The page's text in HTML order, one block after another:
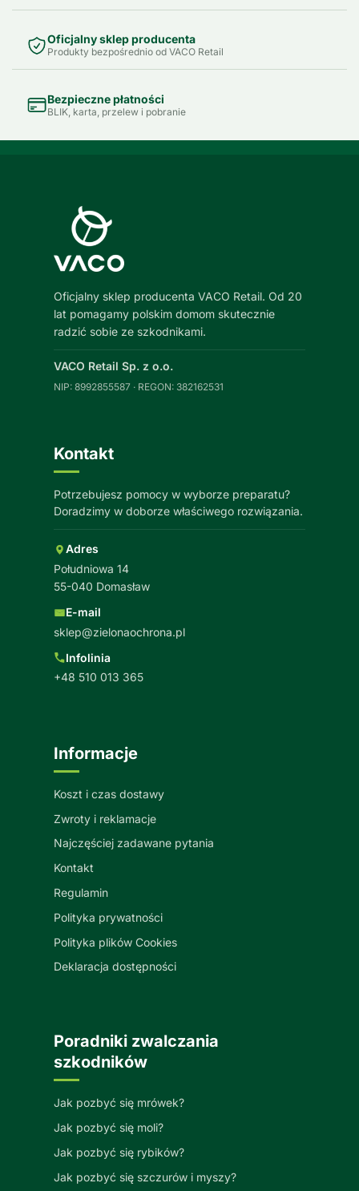
Oficjalny sklep producenta
Produkty bezpośrednio od VACO Retail
Bezpieczne płatności
BLIK, karta, przelew i pobranie
Oficjalny sklep producenta VACO Retail. Od 20
lat pomagamy polskim domom skutecznie
radzić sobie ze szkodnikami.
VACO Retail Sp. z o.o.
NIP: 8992855587 · REGON: 382162531
Kontakt
Potrzebujesz pomocy w wyborze preparatu?
Doradzimy w doborze właściwego rozwiązania.
Adres
Południowa 14
55-040 Domasław
E-mail
sklep@zielonaochrona.pl
Infolinia
+48 510 013 365
Informacje
Koszt i czas dostawy
Zwroty i reklamacje
Najczęściej zadawane pytania
Kontakt
Regulamin
Polityka prywatności
Polityka plików Cookies
Deklaracja dostępności
Poradniki zwalczania
szkodników
Jak pozbyć się mrówek?
Jak pozbyć się moli?
Jak pozbyć się rybików?
Jak pozbyć się szczurów i myszy?